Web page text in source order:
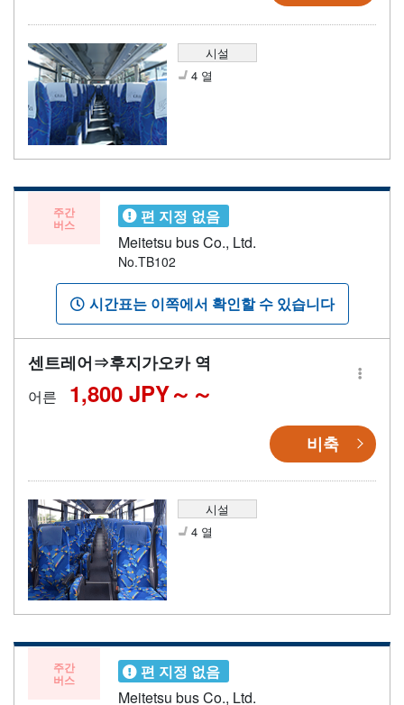
시설
4 열
주간
버스
편 지정 없음
Meitetsu bus Co., Ltd.
No.TB102
시간표는 이쪽에서 확인할 수 있습니다
센트레어⇒후지가오카 역
어른 1,800 JPY～
비축
시설
4 열
주간
버스
편 지정 없음
Meitetsu bus Co., Ltd.